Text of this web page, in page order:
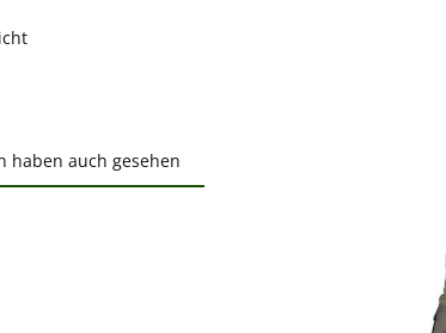
haben auch gesehen